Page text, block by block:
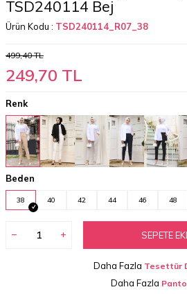
TSD240114 Bej
Ürün Kodu : TSD240114_R07_38
499,40TL
249,70 TL
Renk
Beden
38 40 42 44 46 48
SEPETE
Daha Fazla Tesettür
Daha Fazla